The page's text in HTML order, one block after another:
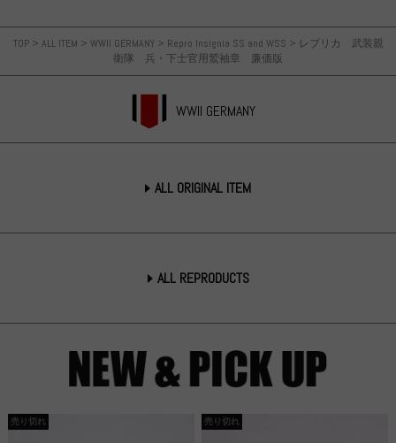
TOP> ALL ITEM > WWII GERMANY> Repro Insignia SS and WSS > レプリカ 武装親
衛隊 兵・下士官用鷲袖章 廉価版
WWII GERMANY
ALL ORIGINAL ITEM
ALL REPRODUCTS
売り切れ 売り切れ